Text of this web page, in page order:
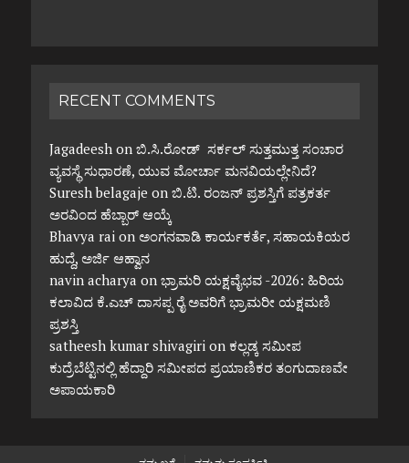
RECENT COMMENTS
Jagadeeshon ಬಿ.ಸಿ.ರೋಡ್ ಸರ್ಕಲ್ ಸುತ್ತಮುತ್ತ ಸಂಚಾರ
ವ್ಯವಸ್ಥೆ ಸುಧಾರಣೆ, ಯುವ ಮೋರ್ಚಾ ಮನವಿಯಲ್ಲೇನಿದೆ?
Suresh belagaje on ಬಿ.ಟಿ. ರಂಜನ್ ಪ್ರಶಸ್ತಿಗೆ ಪತ್ರಕರ್ತ
ಅರವಿಂದ ಹೆಬ್ಬಾರ್ ಆಯ್ಕೆ
Bhavya raion ಅಂಗನವಾಡಿ ಕಾರ್ಯಕರ್ತೆ, ಸಹಾಯಕಿಯರ
ಹುದ್ದೆ, ಅರ್ಜಿ ಆಹ್ವಾನ
navin acharya on ಭ್ರಾಮರಿ ಯಕ್ಷವೈಭವ -2026: ಹಿರಿಯ
ಕಲಾವಿದ ಕೆ.ಎಚ್ ದಾಸಪ್ಪ ರೈ ಅವರಿಗೆ ಭ್ರಾಮರೀ ಯಕ್ಷಮಣಿ
ಪ್ರಶಸ್ತಿ
satheesh kumar shivagirion ಕಲ್ಲಡ್ಕ ಸಮೀಪ
ಕುದ್ರೆಬೆಟ್ಟಿನಲ್ಲಿ ಹೆದ್ದಾರಿ ಸಮೀಪದ ಪ್ರಯಾಣಿಕರ ತಂಗುದಾಣವೇ
ಅಪಾಯಕಾರಿ